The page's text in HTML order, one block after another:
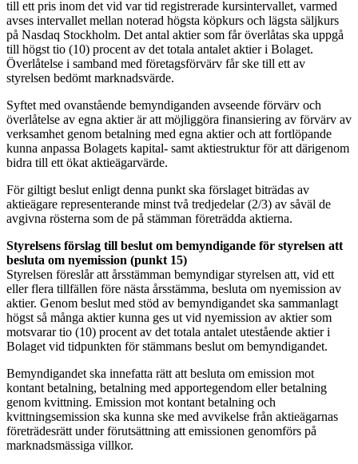
till ett pris inom det vid var tid registrerade kursintervallet, varmed
avses intervallet mellan noterad högsta köpkurs och lägsta säljkurs
på Nasdaq Stockholm. Det antal aktier som får överlåtas ska uppgå
till högst tio (10) procent av det totala antalet aktier i Bolaget.
Överlåtelse i samband med företagsförvärv får ske till ett av
styrelsen bedömt marknadsvärde.
Syftet med ovanstående bemyndiganden avseende förvärv och
överlåtelse av egna aktier är att möjliggöra finansiering av förvärv av
verksamhet genom betalning med egna aktier och att fortlöpande
kunna anpassa Bolagets kapital- samt aktiestruktur för att därigenom
bidra till ett ökat aktieägarvärde.
För giltigt beslut enligt denna punkt ska förslaget biträdas av
aktieägare representerande minst två tredjedelar (2/3) av såväl de
avgivna rösterna som de på stämman företrädda aktierna.
Styrelsens förslag till beslut om bemyndigande för styrelsen att
besluta om nyemission (punkt 15)
Styrelsen föreslår att årsstämman bemyndigar styrelsen att, vid ett
eller flera tillfällen före nästa årsstämma, besluta om nyemission av
aktier. Genom beslut med stöd av bemyndigandet ska sammanlagt
högst så många aktier kunna ges ut vid nyemission av aktier som
motsvarar tio (10) procent av det totala antalet utestående aktier i
Bolaget vid tidpunkten för stämmans beslut om bemyndigandet.
Bemyndigandet ska innefatta rätt att besluta om emission mot
kontant betalning, betalning med apportegendom eller betalning
genom kvittning. Emission mot kontant betalning och
kvittningsemission ska kunna ske med avvikelse från aktieägarnas
företrädesrätt under förutsättning att emissionen genomförs på
marknadsmässiga villkor.